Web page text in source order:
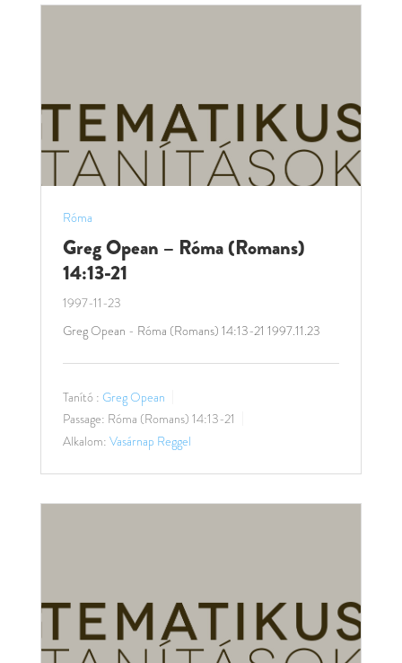
Róma
Greg Opean – Róma (Romans)
14:13-21
1997-11-23
Greg Opean - Róma (Romans) 14:13-21 1997.11.23
Tanító : Greg Opean
Passage: Róma (Romans) 14:13-21
Alkalom: Vasárnap Reggel